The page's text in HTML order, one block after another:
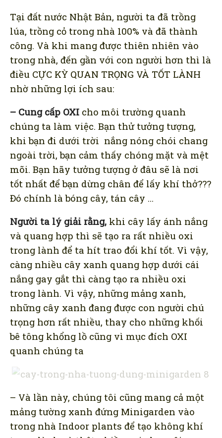
Tại đất nước Nhật Bản, người ta đã trồng
lúa, trồng cỏ trong nhà 100% và đã thành
công. Và khi mang được thiên nhiên vào
trong nhà, đến gần với con người hơn thì là
điều CỰC KỲ QUAN TRỌNG VÀ TỐT LÀNH
nhờ những lợi ích sau:
– Cung cấp OXI cho môi trường quanh
chúng ta làm việc. Bạn thử tưởng tượng,
khi bạn đi dưới trời nắng nóng chói chang
ngoài trời, bạn cảm thấy chóng mặt và mệt
mõi. Bạn hãy tưởng tượng ở đâu sẽ là nơi
tốt nhất để bạn dừng chân để lấy khí thở???
Đó chính là bóng cây, tán cây …
Người ta lý giải rằng, khi cây lấy ánh nắng
và quang hợp thì sẽ tạo ra rất nhiều oxi
trong lành để ta hít trao đổi khí tốt. Vì vậy,
càng nhiều cây xanh quang hợp dưới cái
nắng gay gắt thì càng tạo ra nhiều oxi
trong lành. Vì vậy, những mảng xanh,
những cây xanh đang được con người chú
trọng hơn rất nhiều, thay cho những khối
bê tông khổng lồ cũng vì mục đích OXI
quanh chúng ta
– Và lần này, chúng tôi cũng mang cả một
mảng tường xanh đứng Minigarden vào
trong nhà Indoor plants để tạo không khí